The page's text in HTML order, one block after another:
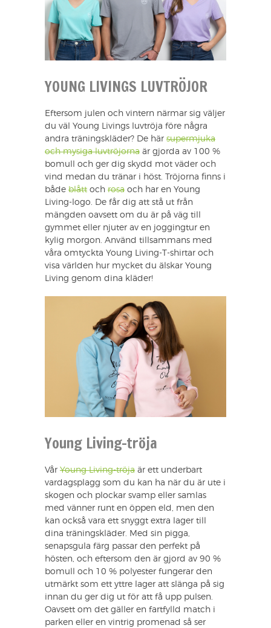
YOUNG LIVINGS LUVTRÖJOR
Eftersom julen och vintern närmar sig väljer
du väl Young Livings luvtröja före några
andra träningskläder? De här supermjuka
och mysiga luvtröjorna är gjorda av 100 %
bomull och ger dig skydd mot väder och
vind medan du tränar i höst. Tröjorna finns i
både blått och rosa och har en Young
Living-logo. De får dig att stå ut från
mängden oavsett om du är på väg till
gymmet eller njuter av en joggingtur en
kylig morgon. Använd tillsammans med
våra omtyckta Young Living-T-shirtar och
visa världen hur mycket du älskar Young
Living genom dina kläder!
Young Living-tröja
Vår Young Living-tröja är ett underbart
vardagsplagg som du kan ha när du är ute i
skogen och plockar svamp eller samlas
med vänner runt en öppen eld, men den
kan också vara ett snyggt extra lager till
dina träningskläder. Med sin pigga,
senapsgula färg passar den perfekt på
hösten, och eftersom den är gjord av 90 %
bomull och 10 % polyester fungerar den
utmärkt som ett yttre lager att slänga på sig
innan du ger dig ut för att få upp pulsen.
Oavsett om det gäller en fartfylld match i
parken eller en vintrig promenad så ser